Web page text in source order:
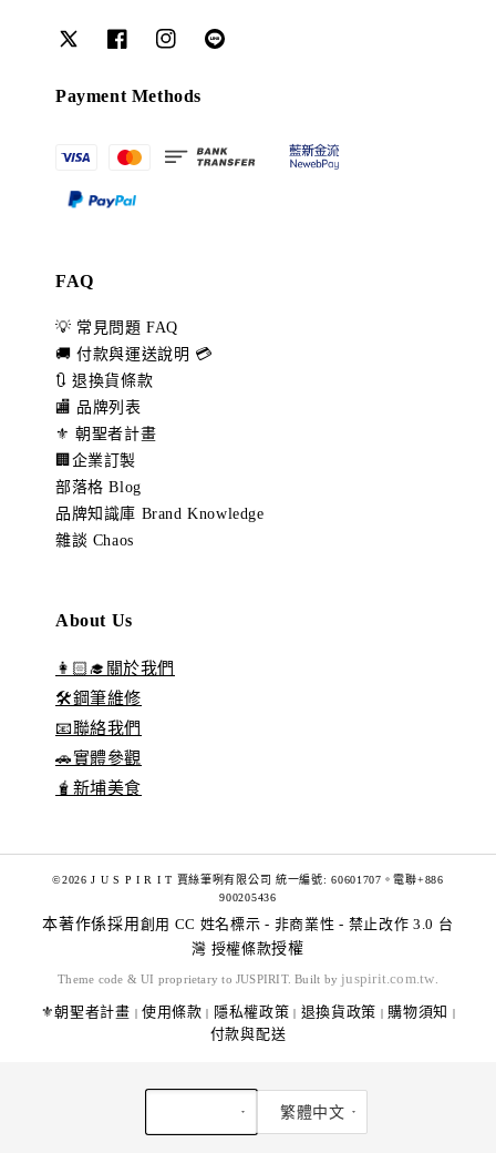
Payment Methods
FAQ
💡 常見問題 FAQ
🚚 付款與運送說明 💳
🔃 退換貨條款
🏬 品牌列表
⚜️ 朝聖者計畫
🏢企業訂製
部落格 Blog
品牌知識庫 Brand Knowledge
雜談 Chaos
About Us
👩🏻‍🎓關於我們
🛠️鋼筆維修
📧聯絡我們
🚗實體參觀
🧋新埔美食
©2026 J U S P I R I T 賈絲筆咧有限公司 統一編號: 60601707。電聯+886
900205436
本著作係採用 創用 CC 姓名標示 - 非商業性 - 禁止改作 3.0 台
灣 授權條款授權
Theme code & UI proprietary to JUSPIRIT. Built by juspirit.com.tw
⚜️朝聖者計畫 | 使用條款 | 隱私權政策 | 退換貨政策 | 購物須知 |
付款與配送